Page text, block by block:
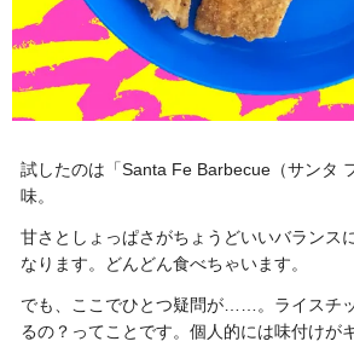
試したのは「Santa Fe Barbecue（サンタ
味。
甘さとしょっぱさがちょうどいいバランス
なります。どんどん食べちゃいます。
でも、ここでひとつ疑問が……。ライスチ
るの？ってことです。個人的には味付けが